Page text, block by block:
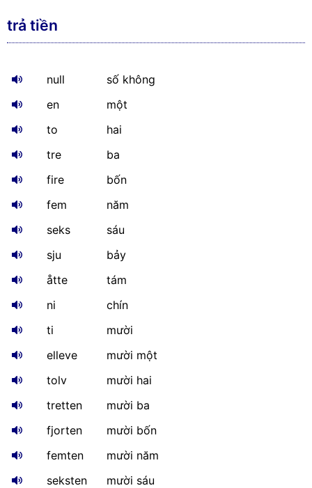
trả tiền
null
số không
en
một
to
hai
tre
ba
fire
bốn
fem
năm
seks
sáu
sju
bảy
åtte
tám
ni
chín
ti
mười
elleve
mười một
tolv
mười hai
tretten
mười ba
fjorten
mười bốn
femten
mười năm
seksten
mười sáu